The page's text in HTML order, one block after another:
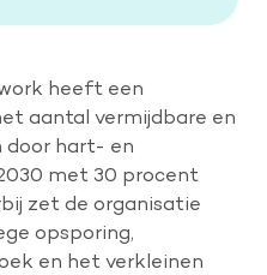
heeft een
aantal vermijdbare en
door hart- en
met 30 procent
zet de organisatie
opsporing,
en het verkleinen